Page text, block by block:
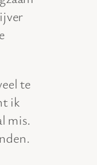
te
ik
mis.